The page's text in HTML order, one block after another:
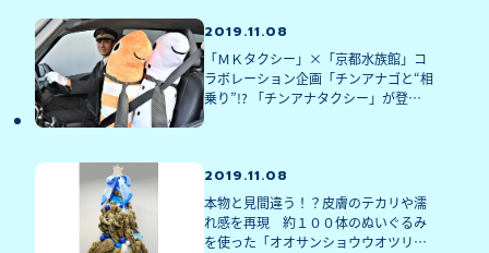
2019.11.08
「ＭＫタクシー」×「京都水族館」コ
ラボレーション企画「チンアナゴと“相
乗り”!? 「チンアナタクシー」が登場京
2019.11.08
本物と見間違う！？皮膚のテカリや濡
れ感を再現　約１００体のぬいぐるみ
を使った「オオサンショウウオツリ